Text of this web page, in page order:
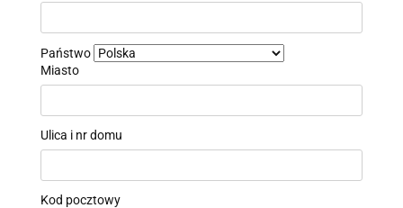
Państwo
Miasto
Ulica i nr domu
Kod pocztowy